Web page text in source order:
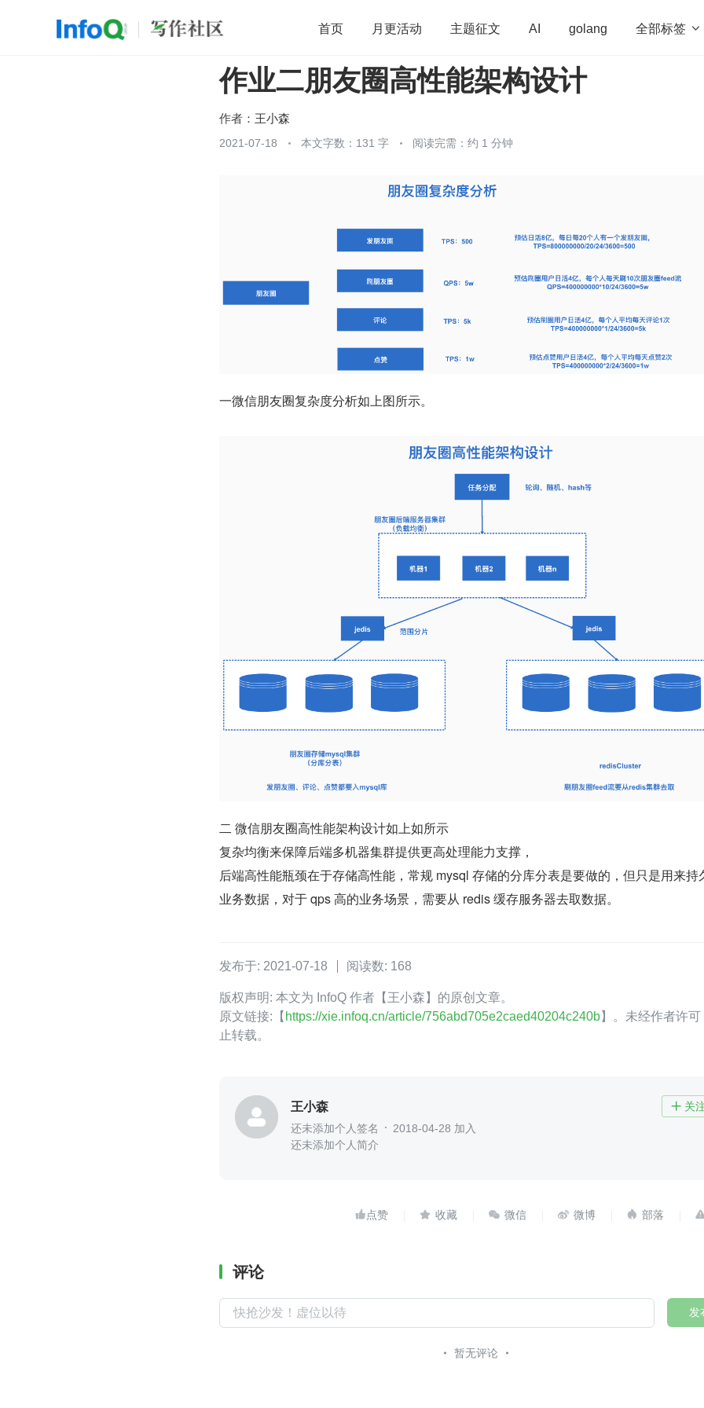
首页 月更活动 主题征文 AI golang 全部标签 
开源 OpenHarmony 算法 学习方法
团队管理
作业二朋友圈高性能架构设计
作者： 王小森
2021-07-18 本文字数：131 字 阅读完需：约 1 分钟
一微信朋友圈复杂度分析如上图所示。
二 微信朋友圈高性能架构设计如上如所示
复杂均衡来保障后端多机器集群提供更高处理能力支撑，
后端高性能瓶颈在于存储高性能，常规 mysql 存储的分库分表是要做的，但只是用来持
业务数据，对于 qps 高的业务场景，需要从 redis 缓存服务器去取数据。
发布于: 2021-07-18 阅读数: 168
版权声明: 本文为 InfoQ 作者【王小森】的原创文章。
原文链接:【 https://xie.infoq.cn/article/756abd705e2caed40204c240b】。未经作者许可
止转载。
王小森  关
还未添加个人签名
2018-04-28 加入
还未添加个人简介
    
评论
发
暂无评论